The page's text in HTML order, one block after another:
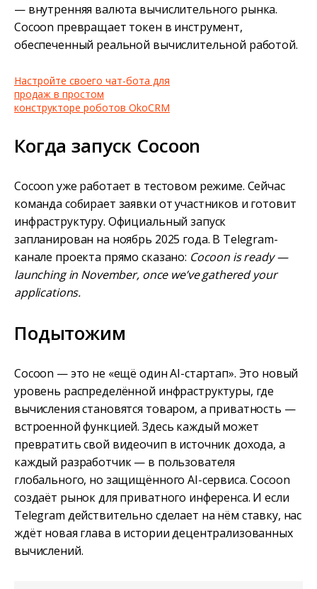
— внутренняя валюта вычислительного рынка.
Cocoon превращает токен в инструмент,
обеспеченный реальной вычислительной работой.
Настройте своего чат-бота для
продаж в простом
конструкторе роботов OkoCRM
Когда запуск Cocoon
Cocoon уже работает в тестовом режиме. Сейчас
команда собирает заявки от участников и готовит
инфраструктуру. Официальный запуск
запланирован на ноябрь 2025 года. В Telegram-
канале проекта прямо сказано: Cocoon is ready —
launching in November, once we’ve gathered your
applications.
Подытожим
Cocoon — это не «ещё один AI-стартап». Это новый
уровень распределённой инфраструктуры, где
вычисления становятся товаром, а приватность —
встроенной функцией. Здесь каждый может
превратить свой видеочип в источник дохода, а
каждый разработчик — в пользователя
глобального, но защищённого AI-сервиса. Cocoon
создаёт рынок для приватного инференса. И если
Telegram действительно сделает на нём ставку, нас
ждёт новая глава в истории децентрализованных
вычислений.